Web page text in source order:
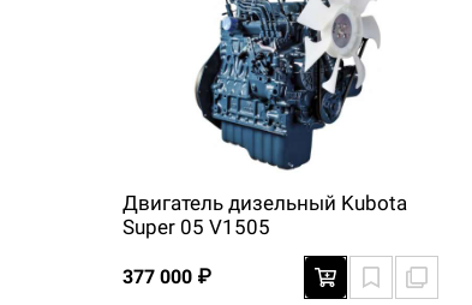
Двигатель дизельный Kubota
Super 05 V1505
377 000 ₽